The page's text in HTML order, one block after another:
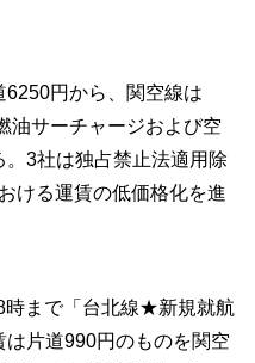
円から、関空線は
油サーチャージおよび空
3社は独占禁止法適用除
ける運賃の低価格化を進
まで「台北線★新規就航
片道990円のものを関空